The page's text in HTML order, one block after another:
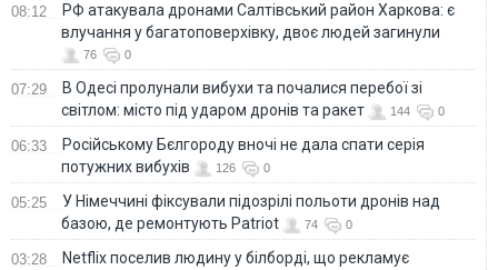
08:12
РФ атакувала дронами Салтівський район Харкова: є
влучання у багатоповерхівку, двоє людей загинули
76 0
07:29
В Одесі пролунали вибухи та почалися перебої зі
світлом: місто під ударом дронів та ракет
144 0
06:33
Російському Бєлгороду вночі не дала спати серія
потужних вибухів
126 0
05:25
У Німеччині фіксували підозрілі польоти дронів над
базою, де ремонтують Patriot
74 0
03:28
Netflix поселив людину у білборді, що рекламує